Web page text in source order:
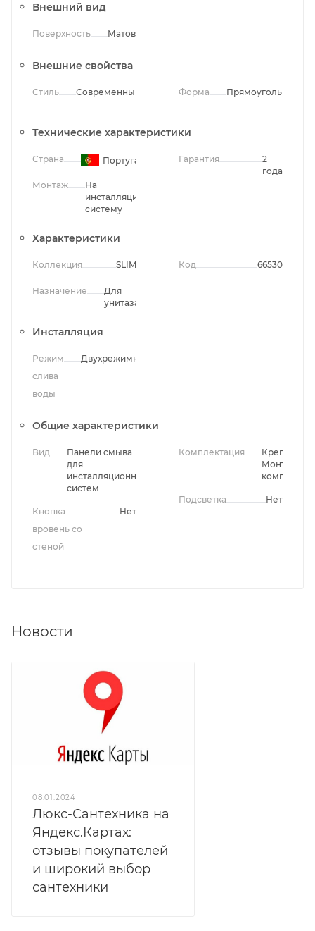
Внешний вид
Поверхность Матовая
Внешние свойства
Стиль Современный Форма Прямоугольная
Технические характеристики
Страна Португалия
Монтаж
На
инсталляционную
систему
Гарантия
2
года
Характеристики
Коллекция SLIM
Назначение
Для
унитаза
Код 66530
Инсталляция
Режим
слива
воды
Двухрежимный
Общие характеристики
Вид
Панели смыва
для
инсталляционных
систем
Кнопка
вровень со
стеной
Нет
Комплектация
Крепления,
Монтажный
комплект
Подсветка Нет
Новости
08.01.2024
Люкс-Сантехника на
Яндекс.Картах:
отзывы покупателей
и широкий выбор
сантехники